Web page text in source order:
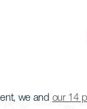
we and our 14